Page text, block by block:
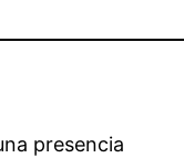
presencia